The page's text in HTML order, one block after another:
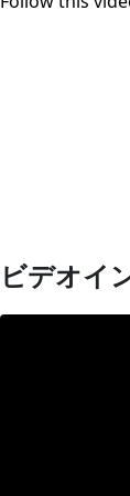
ビデオイ